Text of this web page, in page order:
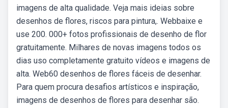
imagens de alta qualidade. Veja mais ideias sobre
desenhos de flores, riscos para pintura,. Webbaixe e
use 200. 000+ fotos profissionais de desenho de flor
gratuitamente. Milhares de novas imagens todos os
dias uso completamente gratuito vídeos e imagens de
alta. Web60 desenhos de flores fáceis de desenhar.
Para quem procura desafios artísticos e inspiração,
imagens de desenhos de flores para desenhar são.